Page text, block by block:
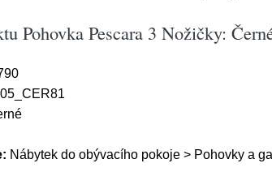
Pohovka Pescara 3 Nožičky:
Nábytek do obývacího pokoje > Pohovky a